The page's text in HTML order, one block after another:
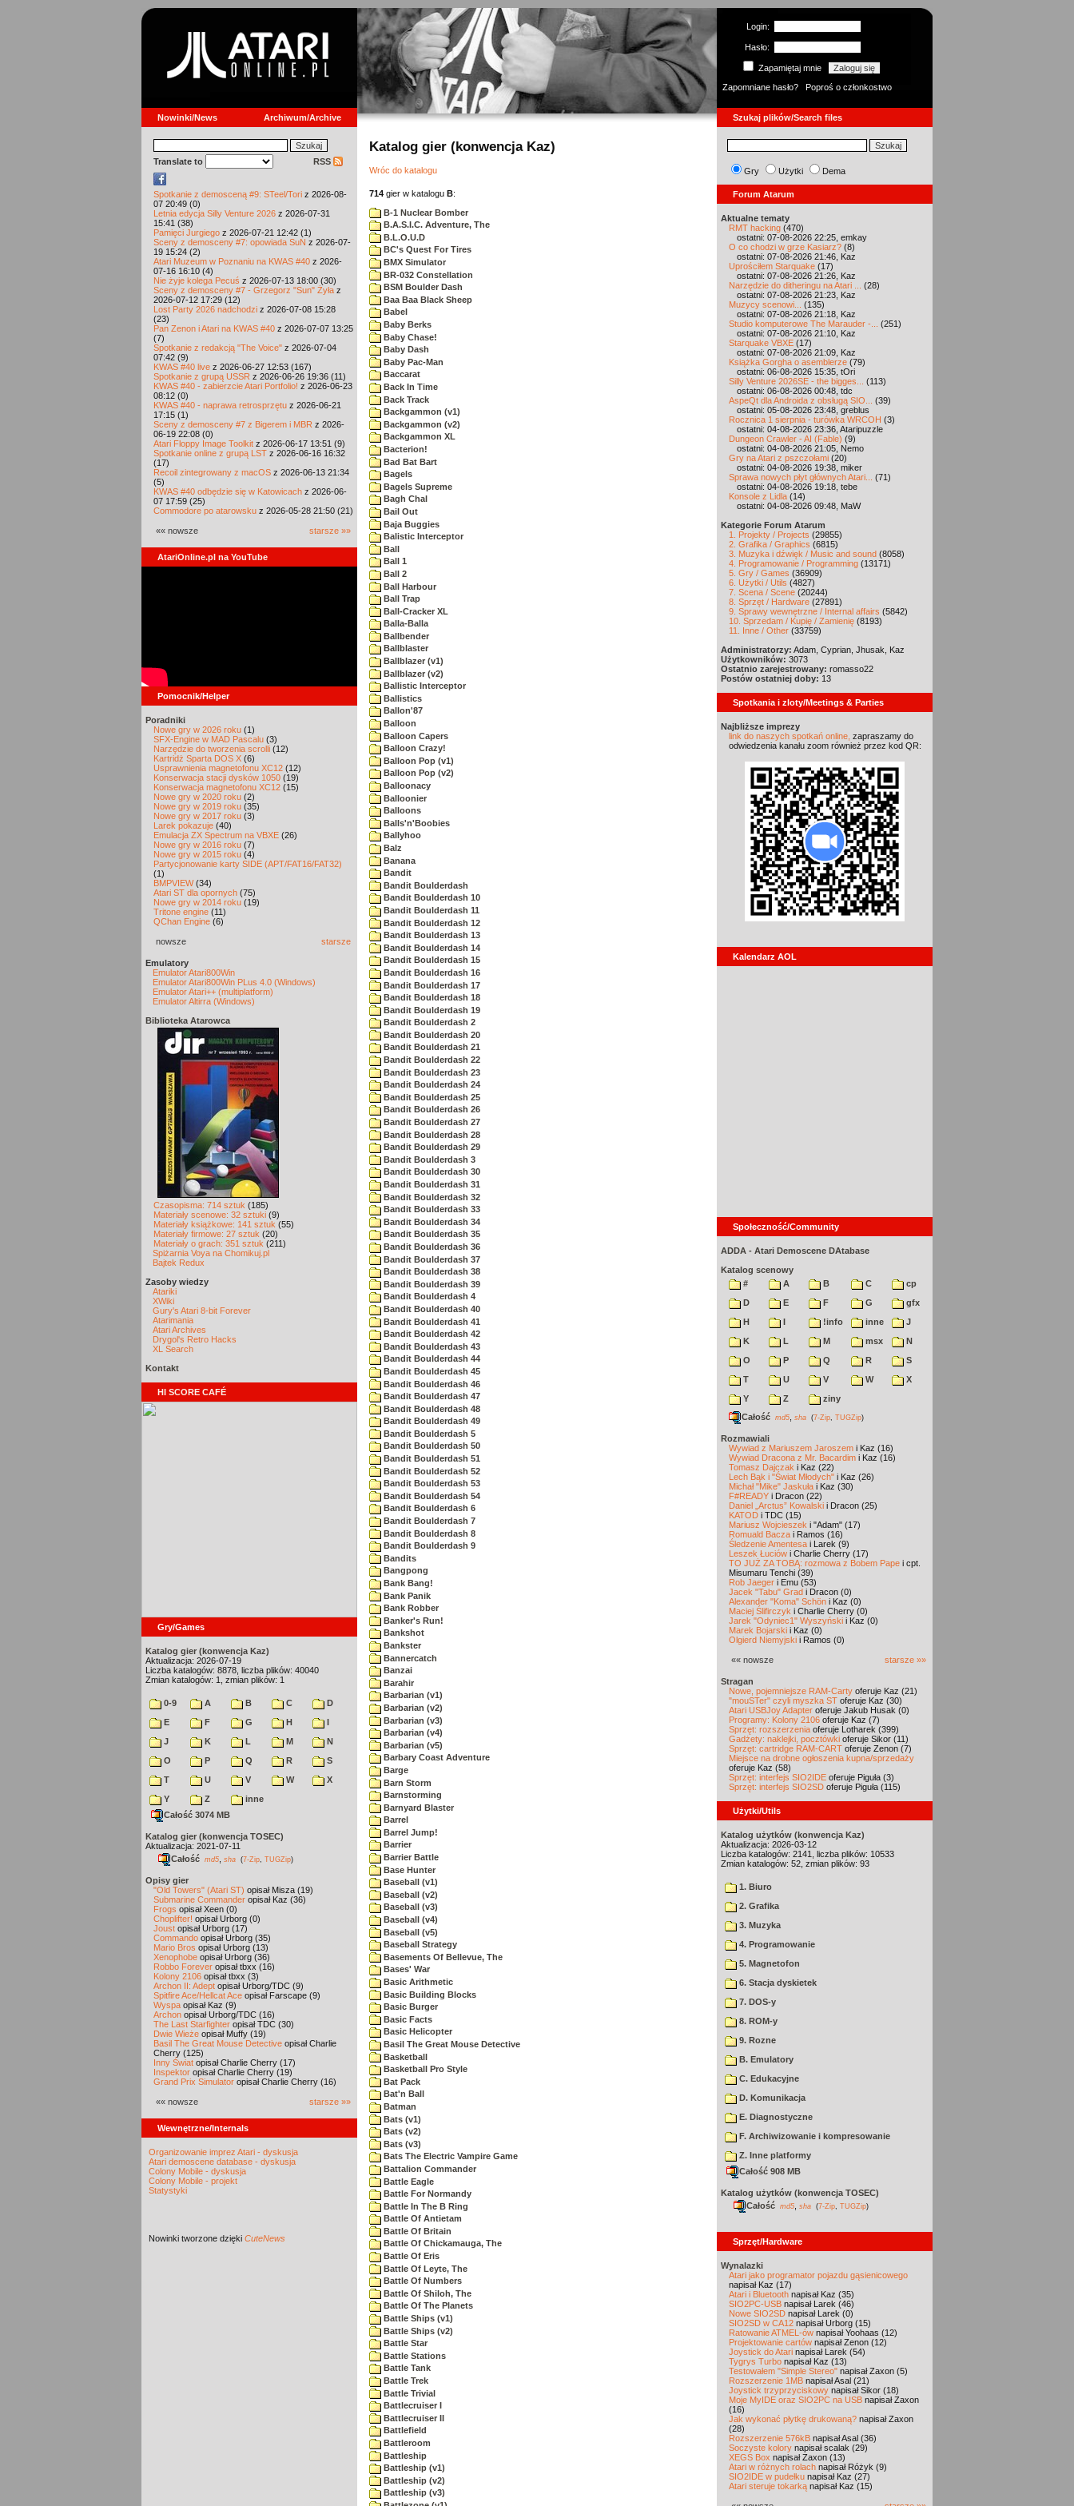
Login:
Hasło:
Zapamiętaj mnie
Zapomniane hasło?
Poproś o członkostwo
Nowinki/News Archiwum/Archive Szukaj plików/Search files
Translate to RSS
Spotkanie z demosceną #9: STeel/Tori z 2026-08-
07 20:49 (0)
Letnia edycja Silly Venture 2026 z 2026-07-31
15:41 (38)
Pamięci Jurgiego z 2026-07-21 12:42 (1)
Sceny z demosceny #7: opowiada SuN z 2026-07-
19 15:24 (2)
Atari Muzeum w Poznaniu na KWAS #40 z 2026-
07-16 16:10 (4)
Nie żyje kolega Pecuś z 2026-07-13 18:00 (30)
Sceny z demosceny #7 - Grzegorz "Sun" Żyła z
2026-07-12 17:29 (12)
Lost Party 2026 nadchodzi z 2026-07-08 15:28
(23)
Pan Zenon i Atari na KWAS #40 z 2026-07-07 13:25
(7)
Spotkanie z redakcją "The Voice" z 2026-07-04
07:42 (9)
KWAS #40 live z 2026-06-27 12:53 (167)
Spotkanie z grupą USSR z 2026-06-26 19:36 (11)
KWAS #40 - zabierzcie Atari Portfolio! z 2026-06-23
08:12 (0)
KWAS #40 - naprawa retrosprzętu z 2026-06-21
17:15 (1)
Sceny z demosceny #7 z Bigerem i MBR z 2026-
06-19 22:08 (0)
Atari Floppy Image Toolkit z 2026-06-17 13:51 (9)
Spotkanie online z grupą LST z 2026-06-16 16:32
(17)
Recoil zintegrowany z macOS z 2026-06-13 21:34
(5)
KWAS #40 odbędzie się w Katowicach z 2026-06-
07 17:59 (25)
Commodore po atarowsku z 2026-05-28 21:50 (21)
«« nowsze starsze »»
AtariOnline.pl na YouTube
Pomocnik/Helper
Poradniki
Nowe gry w 2026 roku (1)
SFX-Engine w MAD Pascalu (3)
Narzędzie do tworzenia scrolli (12)
Kartridż Sparta DOS X (6)
Usprawnienia magnetofonu XC12 (12)
Konserwacja stacji dysków 1050 (19)
Konserwacja magnetofonu XC12 (15)
Nowe gry w 2020 roku (2)
Nowe gry w 2019 roku (35)
Nowe gry w 2017 roku (3)
Larek pokazuje (40)
Emulacja ZX Spectrum na VBXE (26)
Nowe gry w 2016 roku (7)
Nowe gry w 2015 roku (4)
Partycjonowanie karty SIDE (APT/FAT16/FAT32)
(1)
BMPVIEW(34)
Atari ST dla opornych (75)
Nowe gry w 2014 roku (19)
Tritone engine (11)
QChan Engine (6)
nowsze starsze
Emulatory
Emulator Atari800Win
Emulator Atari800Win PLus 4.0 (Windows)
Emulator Atari++ (multiplatform)
Emulator Altirra (Windows)
Biblioteka Atarowca
Czasopisma: 714 sztuk (185)
Materiały scenowe: 32 sztuki (9)
Materiały książkowe: 141 sztuk (55)
Materiały firmowe: 27 sztuk (20)
Materiały o grach: 351 sztuk (211)
Spiżarnia Voya na Chomikuj.pl
Bajtek Redux
Zasoby wiedzy
Atariki
XWiki
Gury's Atari 8-bit Forever
Atarimania
Atari Archives
Drygol's Retro Hacks
XL Search
Kontakt
HI SCORE CAFÉ
Gry/Games
Katalog gier (konwencja Kaz)
Aktualizacja: 2026-07-19
Liczba katalogów: 8878, liczba plików: 40040
Zmian katalogów: 1, zmian plików: 1
0-9 A B C
D
E
F G H
I
J
K L M
N
O
P Q R
S
T
U V W
X
Y
Z
inne
Całość 3074 MB
Katalog gier (konwencja TOSEC)
Aktualizacja: 2021-07-11
Całość md5 sha (7-Zip TUGZip)
Opisy gier
"Old Towers" (Atari ST) opisał Misza (19)
Submarine Commander opisał Kaz (36)
Frogs opisał Xeen (0)
Choplifter! opisał Urborg (0)
Joust opisał Urborg (17)
Commando opisał Urborg (35)
Mario Bros opisał Urborg (13)
Xenophobe opisał Urborg (36)
Robbo Forever opisał tbxx (16)
Kolony 2106 opisał tbxx (3)
Archon II: Adept opisał Urborg/TDC (9)
Spitfire Ace/Hellcat Ace opisał Farscape (9)
Wyspa opisał Kaz (9)
Archon opisał Urborg/TDC (16)
The Last Starfighter opisał TDC (30)
Dwie Wieże opisał Muffy (19)
Basil The Great Mouse Detective opisał Charlie
Cherry (125)
Inny Świat opisał Charlie Cherry (17)
Inspektor opisał Charlie Cherry (19)
Grand Prix Simulator opisał Charlie Cherry (16)
«« nowsze starsze »»
Wewnętrzne/Internals
Organizowanie imprez Atari - dyskusja
Atari demoscene database - dyskusja
Colony Mobile - dyskusja
Colony Mobile - projekt
Statystyki
Nowinki tworzone dzięki CuteNews
Katalog gier (konwencja Kaz)
Wróc do katalogu
714 gier w katalogu B:
B-1 Nuclear Bomber
B.A.S.I.C. Adventure, The
B.L.O.U.D
BC's Quest For Tires
BMX Simulator
BR-032 Constellation
BSM Boulder Dash
Baa Baa Black Sheep
Babel
Baby Berks
Baby Chase!
Baby Dash
Baby Pac-Man
Baccarat
Back In Time
Back Track
Backgammon (v1)
Backgammon (v2)
Backgammon XL
Bacterion!
Bad Bat Bart
Bagels
Bagels Supreme
Bagh Chal
Bail Out
Baja Buggies
Balistic Interceptor
Ball
Ball 1
Ball 2
Ball Harbour
Ball Trap
Ball-Cracker XL
Balla-Balla
Ballbender
Ballblaster
Ballblazer (v1)
Ballblazer (v2)
Ballistic Interceptor
Ballistics
Ballon'87
Balloon
Balloon Capers
Balloon Crazy!
Balloon Pop (v1)
Balloon Pop (v2)
Balloonacy
Balloonier
Balloons
Balls'n'Boobies
Ballyhoo
Balz
Banana
Bandit
Bandit Boulderdash
Bandit Boulderdash 10
Bandit Boulderdash 11
Bandit Boulderdash 12
Bandit Boulderdash 13
Bandit Boulderdash 14
Bandit Boulderdash 15
Bandit Boulderdash 16
Bandit Boulderdash 17
Bandit Boulderdash 18
Bandit Boulderdash 19
Bandit Boulderdash 2
Bandit Boulderdash 20
Bandit Boulderdash 21
Bandit Boulderdash 22
Bandit Boulderdash 23
Bandit Boulderdash 24
Bandit Boulderdash 25
Bandit Boulderdash 26
Bandit Boulderdash 27
Bandit Boulderdash 28
Bandit Boulderdash 29
Bandit Boulderdash 3
Bandit Boulderdash 30
Bandit Boulderdash 31
Bandit Boulderdash 32
Bandit Boulderdash 33
Bandit Boulderdash 34
Bandit Boulderdash 35
Bandit Boulderdash 36
Bandit Boulderdash 37
Bandit Boulderdash 38
Bandit Boulderdash 39
Bandit Boulderdash 4
Bandit Boulderdash 40
Bandit Boulderdash 41
Bandit Boulderdash 42
Bandit Boulderdash 43
Bandit Boulderdash 44
Bandit Boulderdash 45
Bandit Boulderdash 46
Bandit Boulderdash 47
Bandit Boulderdash 48
Bandit Boulderdash 49
Bandit Boulderdash 5
Bandit Boulderdash 50
Bandit Boulderdash 51
Bandit Boulderdash 52
Bandit Boulderdash 53
Bandit Boulderdash 54
Bandit Boulderdash 6
Bandit Boulderdash 7
Bandit Boulderdash 8
Bandit Boulderdash 9
Bandits
Bangpong
Bank Bang!
Bank Panik
Bank Robber
Banker's Run!
Bankshot
Bankster
Bannercatch
Banzai
Barahir
Barbarian (v1)
Barbarian (v2)
Barbarian (v3)
Barbarian (v4)
Barbarian (v5)
Barbary Coast Adventure
Barge
Barn Storm
Barnstorming
Barnyard Blaster
Barrel
Barrel Jump!
Barrier
Barrier Battle
Base Hunter
Baseball (v1)
Baseball (v2)
Baseball (v3)
Baseball (v4)
Baseball (v5)
Baseball Strategy
Basements Of Bellevue, The
Bases' War
Basic Arithmetic
Basic Building Blocks
Basic Burger
Basic Facts
Basic Helicopter
Basil The Great Mouse Detective
Basketball
Basketball Pro Style
Bat Pack
Bat'n Ball
Batman
Bats (v1)
Bats (v2)
Bats (v3)
Bats The Electric Vampire Game
Battalion Commander
Battle Eagle
Battle For Normandy
Battle In The B Ring
Battle Of Antietam
Battle Of Britain
Battle Of Chickamauga, The
Battle Of Eris
Battle Of Leyte, The
Battle Of Numbers
Battle Of Shiloh, The
Battle Of The Planets
Battle Ships (v1)
Battle Ships (v2)
Battle Star
Battle Stations
Battle Tank
Battle Trek
Battle Trivial
Battlecruiser I
Battlecruiser II
Battlefield
Battleroom
Battleship
Battleship (v1)
Battleship (v2)
Battleship (v3)
Gry Użytki Dema
Forum Atarum
Aktualne tematy
RMT hacking (470)
ostatni: 07-08-2026 22:25, emkay
O co chodzi w grze Kasiarz? (8)
ostatni: 07-08-2026 21:46, Kaz
Uprościłem Starquake (17)
ostatni: 07-08-2026 21:26, Kaz
Narzędzie do ditheringu na Atari ...
(28)
ostatni: 07-08-2026 21:23, Kaz
Muzycy scenowi...
(135)
ostatni: 07-08-2026 21:18, Kaz
Studio komputerowe The Marauder -...
(251)
ostatni: 07-08-2026 21:10, Kaz
Starquake VBXE (17)
ostatni: 07-08-2026 21:09, Kaz
Książka Gorgha o asemblerze (79)
ostatni: 06-08-2026 15:35, tOri
Silly Venture 2026SE - the bigges...
(113)
ostatni: 06-08-2026 00:48, tdc
AspeQt dla Androida z obsługą SIO...
(39)
ostatni: 05-08-2026 23:48, greblus
Rocznica 1 sierpnia - turówka WRCOH (3)
ostatni: 04-08-2026 23:36, Ataripuzzle
Dungeon Crawler - AI (Fable) (9)
ostatni: 04-08-2026 21:05, Nemo
Gry na Atari z pszczołami (20)
ostatni: 04-08-2026 19:38, miker
Sprawa nowych płyt głównych Atari...
(71)
ostatni: 04-08-2026 19:18, tebe
Konsole z Lidla (14)
ostatni: 04-08-2026 09:48, MaW
Kategorie Forum Atarum
1. Projekty / Projects (29855)
2. Grafika / Graphics (6815)
3. Muzyka i dźwięk / Music and sound (8058)
4. Programowanie / Programming (13171)
5. Gry / Games (36909)
6. Użytki / Utils (4827)
7. Scena / Scene (20244)
8. Sprzęt / Hardware (27891)
9. Sprawy wewnętrzne / Internal affairs (5842)
10. Sprzedam / Kupię / Zamienię (8193)
11. Inne / Other (33759)
Administratorzy: Adam, Cyprian, Jhusak, Kaz
Użytkowników: 3073
Ostatnio zarejestrowany: romasso22
Postów ostatniej doby: 13
Spotkania i zloty/Meetings & Parties
Najbliższe imprezy
link do naszych spotkań online, zapraszamy do
odwiedzenia kanału zoom również przez kod QR:
Kalendarz AOL
Społeczność/Community
ADDA - Atari Demoscene DAtabase
Katalog scenowy
#
A B C
cp
D
E F G
gfx
H
I !info inne
J
K
L M msx
N
O
P Q R
S
T
U V W
X
Y
Z
ziny
Całość md5 sha (7-Zip TUGZip)
Rozmawiali
Wywiad z Mariuszem Jaroszem i Kaz (16)
Wywiad Dracona z Mr. Bacardim i Kaz (16)
Tomasz Dajczak i Kaz (22)
Lech Bąk i "Świat Młodych" i Kaz (26)
Michał "Mike" Jaskuła i Kaz (30)
F#READY i Dracon (22)
Daniel „Arctus” Kowalski i Dracon (25)
KATOD i TDC (15)
Mariusz Wojcieszek i "Adam" (17)
Romuald Bacza i Ramos (16)
Śledzenie Amentesa i Larek (9)
Leszek Łuciów i Charlie Cherry (17)
TO JUŻ ZA TOBĄ: rozmowa z Bobem Pape i cpt.
Misumaru Tenchi (39)
Rob Jaeger i Emu (53)
Jacek "Tabu" Grad i Dracon (0)
Alexander "Koma" Schön i Kaz (0)
Maciej Ślifirczyk i Charlie Cherry (0)
Jarek "Odyniec1" Wyszyński i Kaz (0)
Marek Bojarski i Kaz (0)
Olgierd Niemyjski i Ramos (0)
«« nowsze starsze »»
Stragan
Nowe, pojemniejsze RAM-Carty oferuje Kaz (21)
"mouSTer" czyli myszka ST oferuje Kaz (30)
Atari USBJoy Adapter oferuje Jakub Husak (0)
Programy: Kolony 2106 oferuje Kaz (7)
Sprzęt: rozszerzenia oferuje Lotharek (399)
Gadżety: naklejki, pocztówki oferuje Sikor (11)
Sprzęt: cartridge RAM-CART oferuje Zenon (7)
Miejsce na drobne ogłoszenia kupna/sprzedaży
oferuje Kaz (58)
Sprzęt: interfejs SIO2IDE oferuje Piguła (3)
Sprzęt: interfejs SIO2SD oferuje Piguła (115)
Użytki/Utils
Katalog użytków (konwencja Kaz)
Aktualizacja: 2026-03-12
Liczba katalogów: 2141, liczba plików: 10533
Zmian katalogów: 52, zmian plików: 93
1. Biuro
2. Grafika
3. Muzyka
4. Programowanie
5. Magnetofon
6. Stacja dyskietek
7. DOS-y
8. ROM-y
9. Rozne
B. Emulatory
C. Edukacyjne
D. Komunikacja
E. Diagnostyczne
F. Archiwizowanie i kompresowanie
Z. Inne platformy
Całość 908 MB
Katalog użytków (konwencja TOSEC)
Całość md5 sha (7-Zip TUGZip)
Sprzęt/Hardware
Wynalazki
Atari jako programator pojazdu gąsienicowego
napisał Kaz (17)
Atari i Bluetooth napisał Kaz (35)
SIO2PC-USB napisał Larek (46)
Nowe SIO2SD napisał Larek (0)
SIO2SD w CA12 napisał Urborg (15)
Ratowanie ATMEL-ów napisał Yoohaas (12)
Projektowanie cartów napisał Zenon (12)
Joystick do Atari napisał Larek (54)
Tygrys Turbo napisał Kaz (13)
Testowałem "Simple Stereo" napisał Zaxon (5)
Rozszerzenie 1MB napisał Asal (21)
Joystick trzyprzyciskowy napisał Sikor (18)
Moje MyIDE oraz SIO2PC na USB napisał Zaxon
(16)
Jak wykonać płytkę drukowaną? napisał Zaxon
(28)
Rozszerzenie 576kB napisał Asal (36)
Soczyste kolory napisał scalak (29)
XEGS Box napisał Zaxon (13)
Atari w różnych rolach napisał Różyk (9)
SIO2IDE w pudełku napisał Kaz (27)
Atari steruje tokarką napisał Kaz (15)